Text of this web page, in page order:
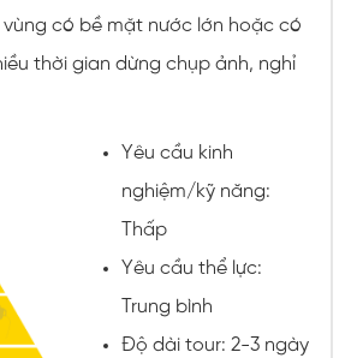
có bề mặt nước lớn hoặc có
thời gian dừng chụp ảnh, nghỉ
Yêu cầu kinh
nghiệm/kỹ năng:
Thấp
Yêu cầu thể lực:
Trung bình
Độ dài tour: 2-3 ngày